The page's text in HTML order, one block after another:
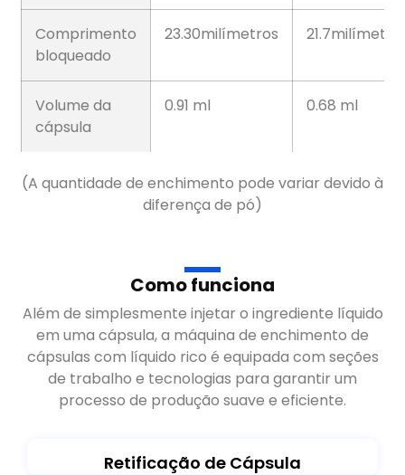
Comprimento
bloqueado
23.30milímetros
Volume da
cápsula
0.91 ml 0.68 ml
(A quantidade de enchimento pode variar devido à
diferença de pó)
Como funciona
Além de simplesmente injetar o ingrediente líquido
em uma cápsula, a máquina de enchimento de
cápsulas com líquido rico é equipada com seções
de trabalho e tecnologias para garantir um
processo de produção suave e eficiente.
Retificação de Cápsula